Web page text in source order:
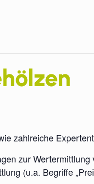
zahlreiche
zur
(u.a. Begriffe